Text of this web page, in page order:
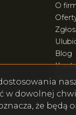
O
Blog
dowolnej
że będą